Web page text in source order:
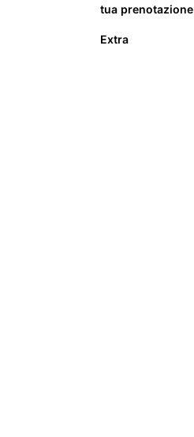
tua prenotazione
Extra